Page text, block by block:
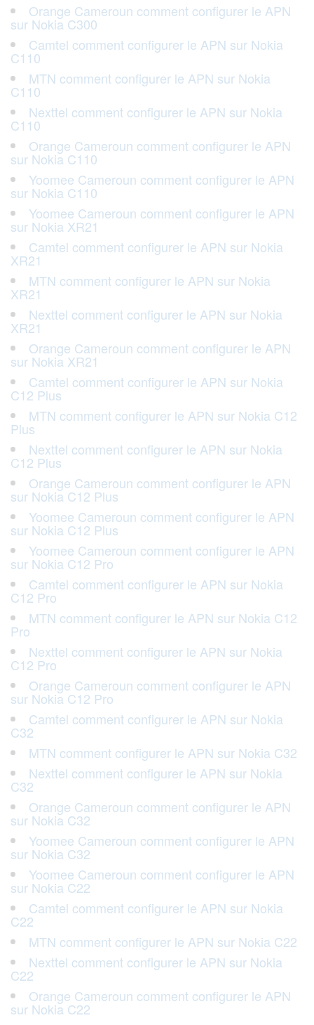
Orange Cameroun comment configurer le APN
sur Nokia C300
Camtel comment configurer le APN sur Nokia
C110
MTN comment configurer le APN sur Nokia
C110
Nexttel comment configurer le APN sur Nokia
C110
Orange Cameroun comment configurer le APN
sur Nokia C110
Yoomee Cameroun comment configurer le APN
sur Nokia C110
Yoomee Cameroun comment configurer le APN
sur Nokia XR21
Camtel comment configurer le APN sur Nokia
XR21
MTN comment configurer le APN sur Nokia
XR21
Nexttel comment configurer le APN sur Nokia
XR21
Orange Cameroun comment configurer le APN
sur Nokia XR21
Camtel comment configurer le APN sur Nokia
C12 Plus
MTN comment configurer le APN sur Nokia C12
Plus
Nexttel comment configurer le APN sur Nokia
C12 Plus
Orange Cameroun comment configurer le APN
sur Nokia C12 Plus
Yoomee Cameroun comment configurer le APN
sur Nokia C12 Plus
Yoomee Cameroun comment configurer le APN
sur Nokia C12 Pro
Camtel comment configurer le APN sur Nokia
C12 Pro
MTN comment configurer le APN sur Nokia C12
Pro
Nexttel comment configurer le APN sur Nokia
C12 Pro
Orange Cameroun comment configurer le APN
sur Nokia C12 Pro
Camtel comment configurer le APN sur Nokia
C32
MTN comment configurer le APN sur Nokia C32
Nexttel comment configurer le APN sur Nokia
C32
Orange Cameroun comment configurer le APN
sur Nokia C32
Yoomee Cameroun comment configurer le APN
sur Nokia C32
Yoomee Cameroun comment configurer le APN
sur Nokia C22
Camtel comment configurer le APN sur Nokia
C22
MTN comment configurer le APN sur Nokia C22
Nexttel comment configurer le APN sur Nokia
C22
Orange Cameroun comment configurer le APN
sur Nokia C22